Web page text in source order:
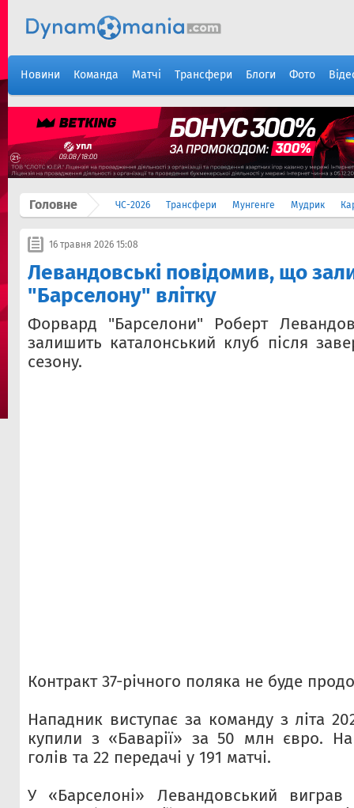
Новини Команда Матчі Трансфери Блоги Фото
Головне ЧС-2026 Трансфери Мунгенге Мудрик
16 травня 2026 15:08
Левандовськi повідомив, що
"Барселону" влітку
Форвард "Барселони" Роберт
залишить каталонський клуб після
сезону.
Контракт 37-річного поляка не буде
Нападник виступає за команду з літа
купили з «Баварії» за 50 млн євро.
голів та 22 передачі у 191 матчі.
У «Барселоні» Левандовський